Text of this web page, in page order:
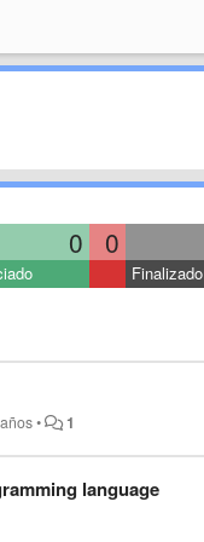
0 0
Finalizado
• 1
language